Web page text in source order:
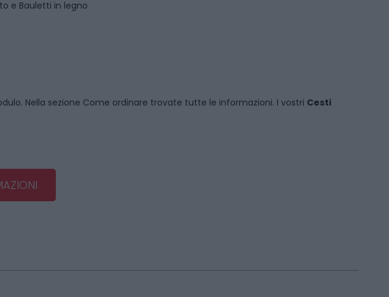
e Bauletti in legno
Nella sezione Come ordinare trovate tutte le informazioni. I vostri Cesti